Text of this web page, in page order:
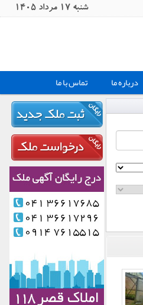
شنبه 17 مرداد 1405
درباره ما تماس با ما